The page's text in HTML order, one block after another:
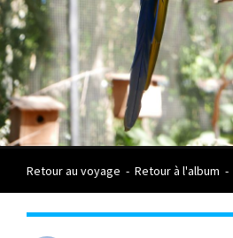
Retour au voyage - Retour à l'album -